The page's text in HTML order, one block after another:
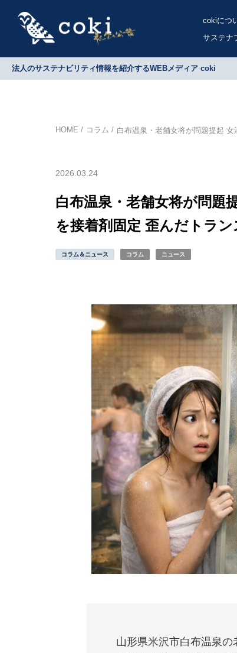
cokiにつ
サステナ
法人のサステナビリティ情報を紹介するWEBメディア coki
HOME コラム 白布温泉・老舗女将が問題提起
2026.03.24
白布温泉・老舗女将が問題
を接着剤固定 歪んだトラ
コラム＆ニュース コラム ニュース
山形県米沢市白布温泉